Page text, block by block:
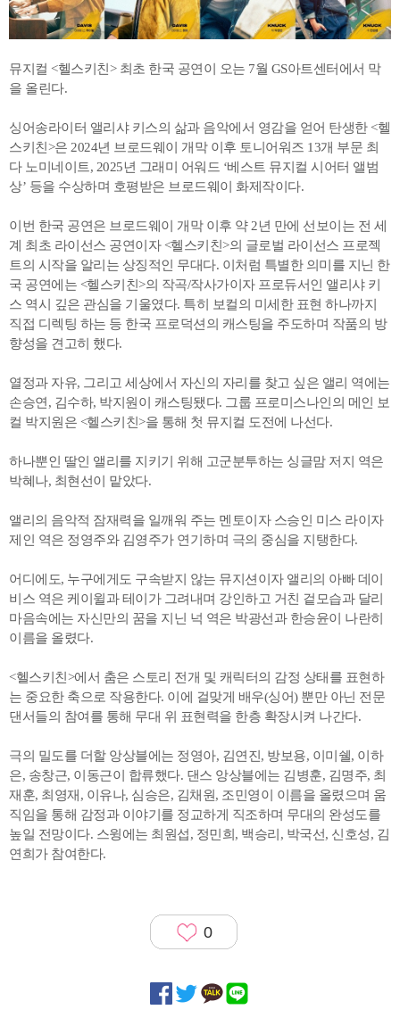
뮤지컬 <헬스키친> 최초 한국 공연이 오는 7월 GS아트센터에서 막
을 올린다.
싱어송라이터 앨리샤 키스의 삶과 음악에서 영감을 얻어 탄생한 <헬
스키친>은 2024년 브로드웨이 개막 이후 토니어워즈 13개 부문 최
다 노미네이트, 2025년 그래미 어워드 ‘베스트 뮤지컬 시어터 앨범
상’ 등을 수상하며 호평받은 브로드웨이 화제작이다.
이번 한국 공연은 브로드웨이 개막 이후 약 2년 만에 선보이는 전 세
계 최초 라이선스 공연이자 <헬스키친>의 글로벌 라이선스 프로젝
트의 시작을 알리는 상징적인 무대다. 이처럼 특별한 의미를 지닌 한
국 공연에는 <헬스키친>의 작곡/작사가이자 프로듀서인 앨리샤 키
스 역시 깊은 관심을 기울였다. 특히 보컬의 미세한 표현 하나까지
직접 디렉팅 하는 등 한국 프로덕션의 캐스팅을 주도하며 작품의 방
향성을 견고히 했다.
열정과 자유, 그리고 세상에서 자신의 자리를 찾고 싶은 앨리 역에는
손승연, 김수하, 박지원이 캐스팅됐다. 그룹 프로미스나인의 메인 보
컬 박지원은 <헬스키친>을 통해 첫 뮤지컬 도전에 나선다.
하나뿐인 딸인 앨리를 지키기 위해 고군분투하는 싱글맘 저지 역은
박혜나, 최현선이 맡았다.
앨리의 음악적 잠재력을 일깨워 주는 멘토이자 스승인 미스 라이자
제인 역은 정영주와 김영주가 연기하며 극의 중심을 지탱한다.
어디에도, 누구에게도 구속받지 않는 뮤지션이자 앨리의 아빠 데이
비스 역은 케이윌과 테이가 그려내며 강인하고 거친 겉모습과 달리
마음속에는 자신만의 꿈을 지닌 넉 역은 박광선과 한승윤이 나란히
이름을 올렸다.
<헬스키친>에서 춤은 스토리 전개 및 캐릭터의 감정 상태를 표현하
는 중요한 축으로 작용한다. 이에 걸맞게 배우(싱어) 뿐만 아닌 전문
댄서들의 참여를 통해 무대 위 표현력을 한층 확장시켜 나간다.
극의 밀도를 더할 앙상블에는 정영아, 김연진, 방보용, 이미쉘, 이하
은, 송창근, 이동근이 합류했다. 댄스 앙상블에는 김병훈, 김명주, 최
재훈, 최영재, 이유나, 심승은, 김채원, 조민영이 이름을 올렸으며 움
직임을 통해 감정과 이야기를 정교하게 직조하며 무대의 완성도를
높일 전망이다. 스윙에는 최원섭, 정민희, 백승리, 박국선, 신호성, 김
연희가 참여한다.
0